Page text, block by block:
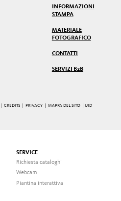
INFORMAZIONI
STAMPA
MATERIALE
FOTOGRAFICO
CONTATTI
SERVIZI B2B
|CREDITS PRIVACY |MAPPA DEL SITO
| UID
SERVICE
Richiesta cataloghi
Webcam
Piantina interattiva